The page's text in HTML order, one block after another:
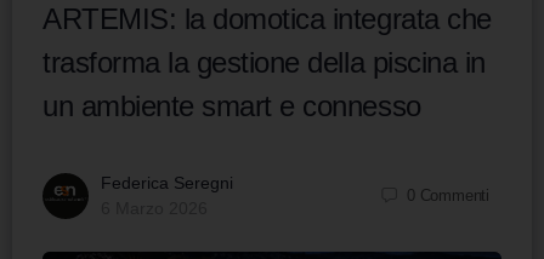
ARTEMIS: la domotica integrata che
trasforma la gestione della piscina in
un ambiente smart e connesso
Federica Seregni
0 Commenti